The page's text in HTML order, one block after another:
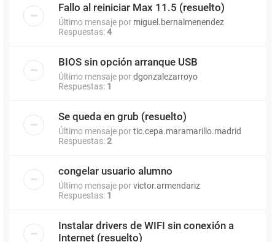
Fallo al reiniciar Max 11.5 (resuelto)
Último mensaje por miguel.bernalmenendez
Respuestas:4
BIOS sin opción arranque USB
Último mensaje pordgonzalezarroyo
Respuestas: 1
Se queda en grub (resuelto)
Último mensaje portic.cepa.maramarillo.madrid
Respuestas:2
congelar usuario alumno
Último mensaje porvictor.armendariz
Respuestas: 1
Instalar drivers de WIFI sin conexión a
Internet (resuelto)